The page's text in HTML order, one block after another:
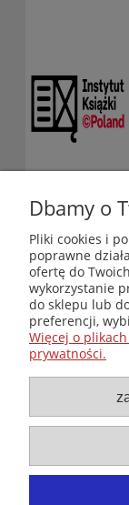
Księgarnia-
Zapraszamy
© Copyright
Dbamy o
Pliki cookies i
poprawne
ofertę do
wykorzystanie
do sklepu lub
preferencji,
Więcej o
prywatności.